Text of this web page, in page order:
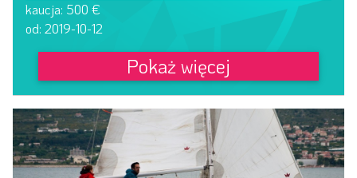
kaucja: 500 €
od: 2019-10-12
Pokaż więcej